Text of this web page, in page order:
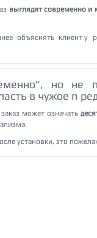
выглядят современно и
объяснять
но не
в чужое
может означать
установки, это